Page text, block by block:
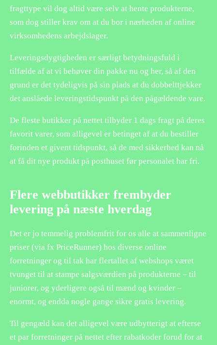
fragttype vil dog altid være selv at hente produkterne,
som dog stiller krav om at du bor i nærheden af online
virksomhedens arbejdslager.
Leveringsdygtigheden er særligt betydningsfuld i
tilfælde af at vi behøver din pakke nu og her, så af den
grund er det tydeligvis på sin plads at du dobbelttjekker
det anslåede leveringstidspunkt på den pågældende vare.
De fleste butikker på nettet tilbyder 1 dags fragt på deres
favorit varer, som alligevel er betinget af at du bestiller
forinden et givent tidspunkt, så de med sikkerhed kan nå
at få dit nye produkt på posthuset før personalet har fri.
Flere webbutikker frembyder
levering på næste hverdag
Det er jo temmelig problemfrit for os alle at sammenligne
priser (via fx PriceRunner) hos diverse online
forretninger og til tak har flertallet af webshops været
tvunget til at stampe salgsværdien på produkterne – til
juniorer, og yderligere også til mænd og kvinder –
enormt, og endda nogle gange sikre gratis levering.
Til gengæld kan det alligevel være udbytterigt at efterse
et par forretninger på nettet efter rabatkoder forud for at